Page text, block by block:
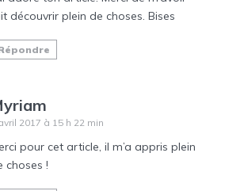
découvrir plein de choses. Bises
2017 à 15 h 22 min
pour cet article, il m’a appris plein
choses !